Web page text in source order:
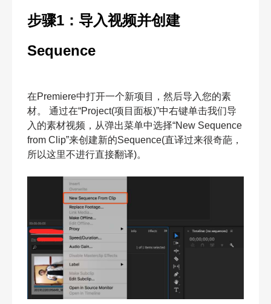
步骤1：导入视频并创建
Sequence
在Premiere中打开一个新项目，然后导入您的素
材。 通过在“Project(项目面板)”中右键单击我们导
入的素材视频，从弹出菜单中选择“New Sequence
from Clip”来创建新的Sequence(直译过来很奇葩，
所以这里不进行直接翻译)。